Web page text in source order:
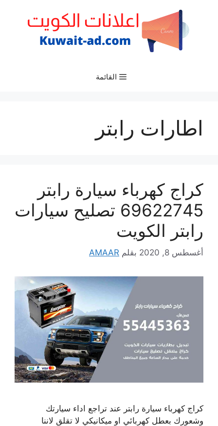
القائمة
اطارات رابتر
كراج كهرباء سيارة رابتر
69622745 تصليح سيارات
رابتر الكويت
أغسطس 8, 2020 بقلم AMAAR
كراج كهرباء سيارة رابتر عند تراجع اداء سيارتك
وشعورك بعطل كهربائي او ميكانيكي لا تقلق لاننا